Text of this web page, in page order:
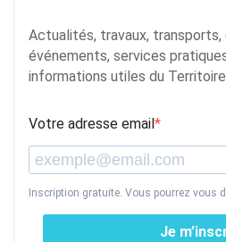
Actualités, travaux, transports,
événements, services
informations utiles du Territoire
Votre adresse email
Inscription gratuite. Vous pourrez vous
Je